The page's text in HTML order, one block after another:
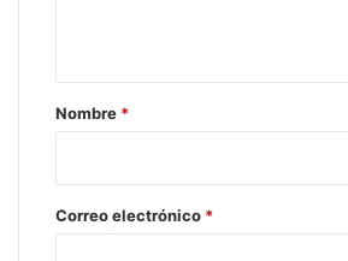
r
*
Nombre *
Correo electrónico *